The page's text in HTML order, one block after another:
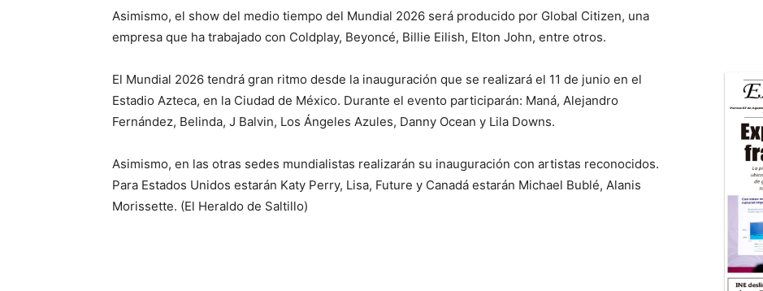
Asimismo, el show del medio tiempo del Mundial 2026 será producido por Global Citizen, una
empresa que ha trabajado con Coldplay, Beyoncé, Billie Eilish, Elton John, entre otros.
El Mundial 2026 tendrá gran ritmo desde la inauguración que se realizará el 11 de junio en el
Estadio Azteca, en la Ciudad de México. Durante el evento participarán: Maná, Alejandro
Fernández, Belinda, J Balvin, Los Ángeles Azules, Danny Ocean y Lila Downs.
Asimismo, en las otras sedes mundialistas realizarán su inauguración con artistas reconocidos.
Para Estados Unidos estarán Katy Perry, Lisa, Future y Canadá estarán Michael Bublé, Alanis
Morissette. (El Heraldo de Saltillo)